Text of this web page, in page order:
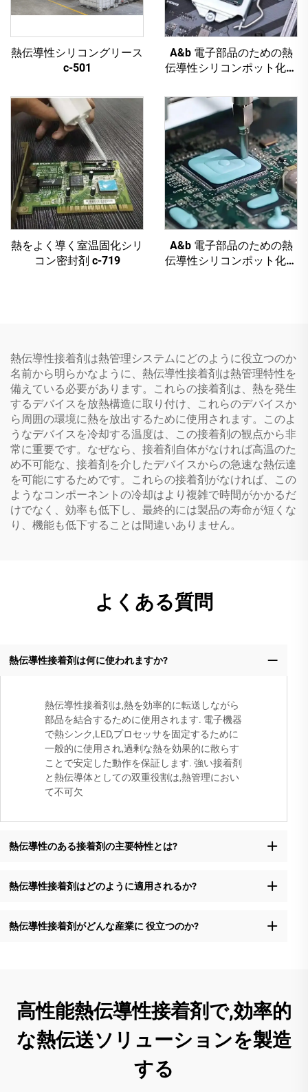
熱伝導性シリコングリース
c-501
A&b 電子部品のための熱
伝導性シリコンポット化合
熱をよく導く室温固化シリ
コン密封剤 c-719
A&b 電子部品のための熱
伝導性シリコンポット化合
熱伝導性接着剤は熱管理システムにどのように役立つのか
名前から明らかなように、熱伝導性接着剤は熱管理特性を
備えている必要があります。これらの接着剤は、熱を発生
するデバイスを放熱構造に取り付け、これらのデバイスか
ら周囲の環境に熱を放出するために使用されます。このよ
うなデバイスを冷却する温度は、この接着剤の観点から非
常に重要です。なぜなら、接着剤自体がなければ高温のた
め不可能な、接着剤を介したデバイスからの急速な熱伝達
を可能にするためです。これらの接着剤がなければ、この
ようなコンポーネントの冷却はより複雑で時間がかかるだ
けでなく、効率も低下し、最終的には製品の寿命が短くな
り、機能も低下することは間違いありません。
よくある質問
熱伝導性接着剤は何に使われますか?
熱伝導性接着剤は,熱を効率的に転送しながら
部品を結合するために使用されます. 電子機器
で熱シンク,LED,プロセッサを固定するために
一般的に使用され,過剰な熱を効果的に散らす
ことで安定した動作を保証します. 強い接着剤
と熱伝導体としての双重役割は,熱管理におい
て不可欠
熱伝導性のある接着剤の主要特性とは?
熱伝導性接着剤はどのように適用されるか?
熱伝導性接着剤がどんな産業に 役立つのか?
高性能熱伝導性接着剤で,効率的
な熱伝送ソリューションを製造
する